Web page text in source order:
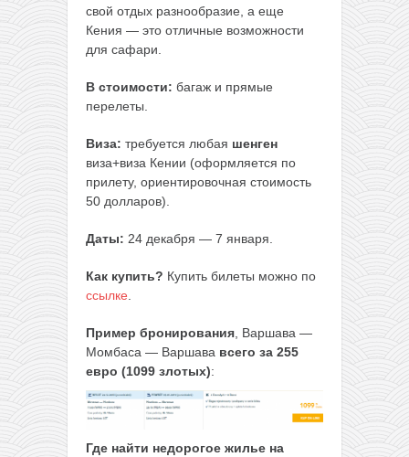
свой отдых разнообразие, а еще
Кения — это отличные возможности
для сафари.
В стоимости: багаж и прямые
перелеты.
Виза: требуется любая шенген
виза+виза Кении (оформляется по
прилету, ориентировочная стоимость
50 долларов).
Даты: 24 декабря — 7 января.
Как купить? Купить билеты можно по
ссылке
Пример бронирования , Варшава —
Момбаса — Варшава всего за 255
евро (1099 злотых):
Где найти недорогое жилье на